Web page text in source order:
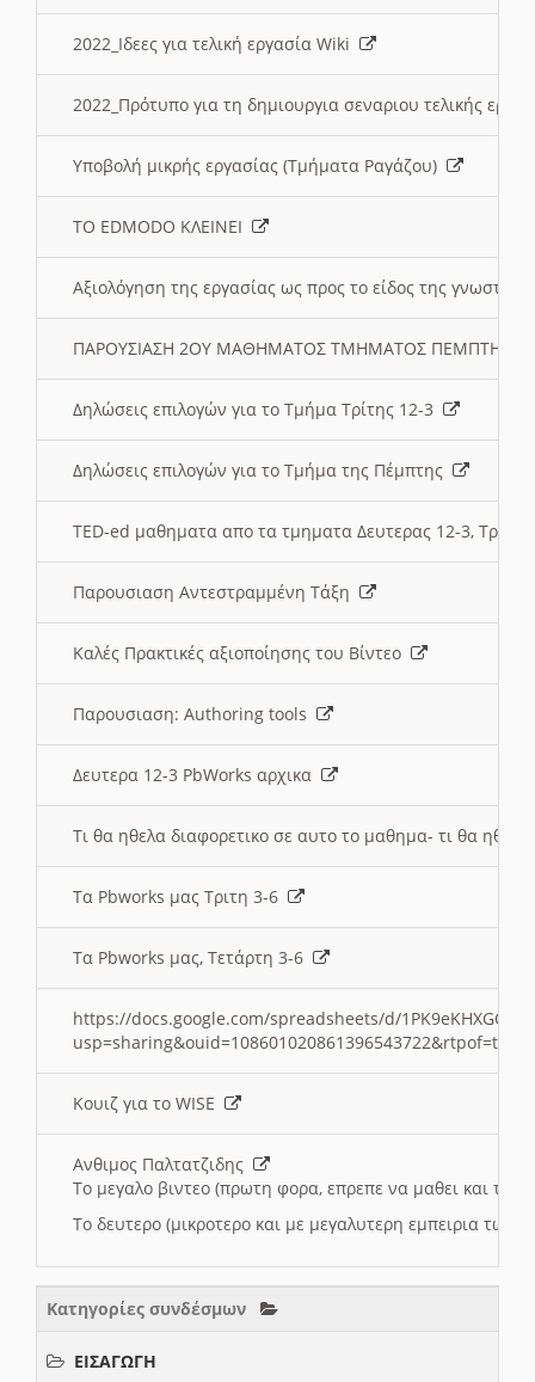
2022_Ιδεες για τελική εργασία Wiki
2022_Πρότυπο για τη δημιουργια σεναριου τελικής
Υποβολή μικρής εργασίας (Τμήματα Ραγάζου)
ΤΟ EDMODO ΚΛΕΙΝΕΙ
Αξιολόγηση της εργασίας ως προς το είδος της
ΠΑΡΟΥΣΙΑΣΗ 2ΟΥ ΜΑΘΗΜΑΤΟΣ ΤΜΗΜΑΤΟΣ
Δηλώσεις επιλογών για το Τμήμα Τρίτης 12-3
Δηλώσεις επιλογών για το Τμήμα της Πέμπτης
TED-ed μαθηματα απο τα τμηματα Δευτερας 12-3,
Παρουσιαση Αντεστραμμένη Τάξη
Καλές Πρακτικές αξιοποίησης του Βίντεο
Παρουσιαση: Authoring tools
Δευτερα 12-3 PbWorks αρχικα
Τι θα ηθελα διαφορετικο σε αυτο το μαθημα- τι θα
Τα Pbworks μας Τριτη 3-6
Τα Pbworks μας, Τετάρτη 3-6
https://docs.google.com/spreadsheets/d/
Κουιζ για το WISE
Ανθιμος Παλτατζιδης
Το μεγαλο βιντεο (πρωτη φορα, επρεπε να μαθει και το
Το δευτερο (μικροτερο και με μεγαλυτερη εμπειρια
Κατηγορίες συνδέσμων
ΕΙΣΑΓΩΓΗ